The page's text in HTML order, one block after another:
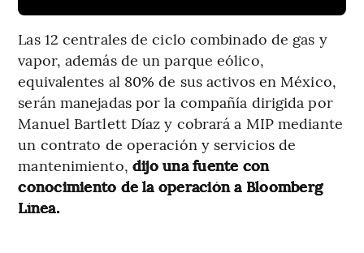
Las 12 centrales de ciclo combinado de gas y
vapor, además de un parque eólico,
equivalentes al 80% de sus activos en México,
serán manejadas por la compañía dirigida por
Manuel Bartlett Díaz y cobrará a MIP mediante
un contrato de operación y servicios de
mantenimiento, dijo una fuente con
conocimiento de la operación a Bloomberg
Línea.